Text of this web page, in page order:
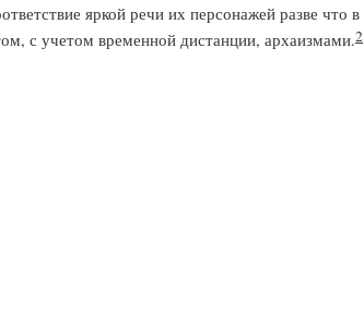
яркой речи их персонажей разве что в
с учетом временной дистанции, архаизмами.2